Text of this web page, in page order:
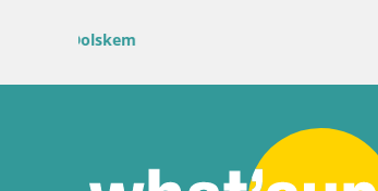
Velenje uživo